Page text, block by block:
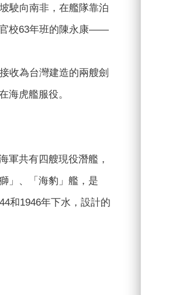
駛向南非，在艦隊靠泊
官校63年班的陳永康——
收為台灣建造的兩艘劍
海虎艦服役。
軍共有四艘現役潛艦，
」、「海豹」艦，是
和1946年下水，設計的